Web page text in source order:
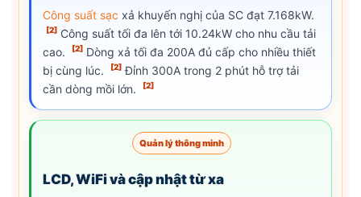
Công suất sạc xả khuyến nghị của SC đạt 7.168kW.
[2] Công suất tối đa lên tới 10.24kW cho nhu cầu tải
cao.
[2] Dòng xả tối đa 200A đủ cấp cho nhiều thiết
bị cùng lúc.
[2] Đỉnh 300A trong 2 phút hỗ trợ tải
cần dòng mồi lớn.
[2]
Quản lý thông minh
LCD, WiFi và cập nhật từ xa